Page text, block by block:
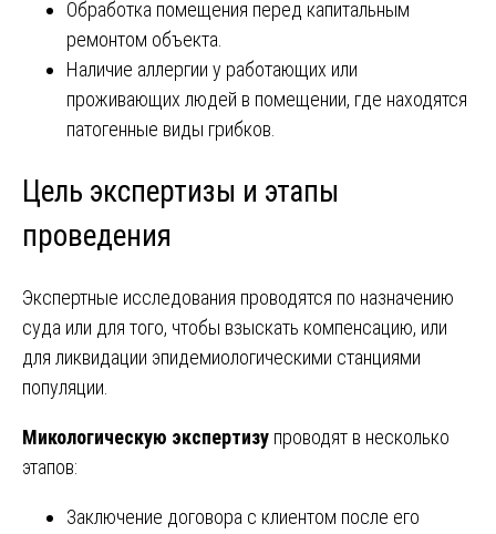
Обработка помещения перед капитальным
ремонтом объекта.
Наличие аллергии у работающих или
проживающих людей в помещении, где находятся
патогенные виды грибков.
Цель экспертизы и этапы
проведения
Экспертные исследования проводятся по назначению
суда или для того, чтобы взыскать компенсацию, или
для ликвидации эпидемиологическими станциями
популяции.
Микологическую экспертизу проводят в несколько
этапов:
Заключение договора с клиентом после его